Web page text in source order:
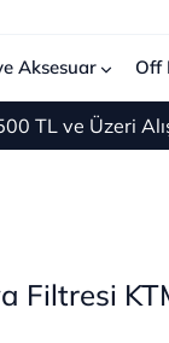
Aksesuar Off
ve Üzeri
Filtresi